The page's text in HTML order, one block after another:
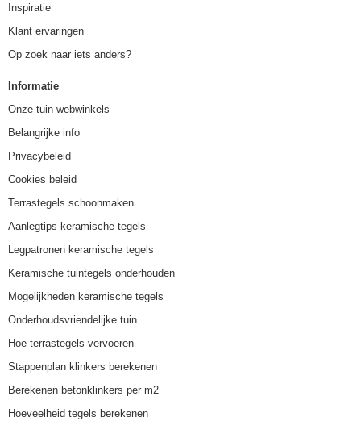
Inspiratie
Klant ervaringen
Op zoek naar iets anders?
Informatie
Onze tuin webwinkels
Belangrijke info
Privacybeleid
Cookies beleid
Terrastegels schoonmaken
Aanlegtips keramische tegels
Legpatronen keramische tegels
Keramische tuintegels onderhouden
Mogelijkheden keramische tegels
Onderhoudsvriendelijke tuin
Hoe terrastegels vervoeren
Stappenplan klinkers berekenen
Berekenen betonklinkers per m2
Hoeveelheid tegels berekenen